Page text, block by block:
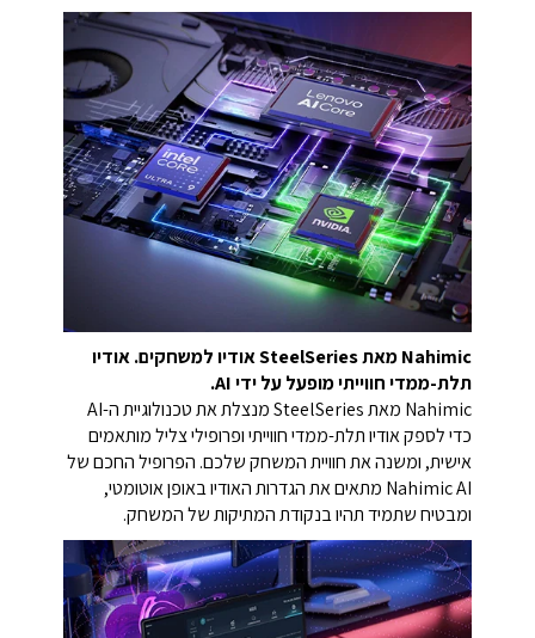
Nahimic מאת SteelSeries אודיו למשחקים. אודיו
תלת-ממדי חווייתי מופעל על ידי AI.
Nahimic מאת SteelSeries מנצלת את טכנולוגיית ה-AI
כדי לספק אודיו תלת-ממדי חווייתי ופרופילי צליל מותאמים
אישית, ומשנה את חוויית המשחק שלכם. הפרופיל החכם של
Nahimic AI מתאים את הגדרות האודיו באופן אוטומטי,
ומבטיח שתמיד תהיו בנקודת המתיקות של המשחק.